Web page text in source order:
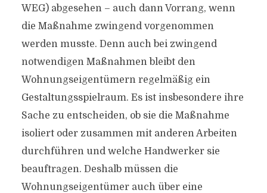
WEG) abgesehen – auch dann Vorrang, wenn
die Maßnahme zwingend vorgenommen
werden musste. Denn auch bei zwingend
notwendigen Maßnahmen bleibt den
Wohnungseigentümern regelmäßig ein
Gestaltungsspielraum. Es ist insbesondere ihre
Sache zu entscheiden, ob sie die Maßnahme
isoliert oder zusammen mit anderen Arbeiten
durchführen und welche Handwerker sie
beauftragen. Deshalb müssen die
Wohnungseigentümer auch über eine